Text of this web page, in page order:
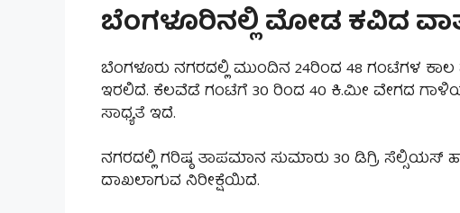
ಬೆಂಗಳೂರಿನಲ್ಲಿ ಮೋಡ ಕವಿದ
ಬೆಂಗಳೂರು ನಗರದಲ್ಲಿ ಮುಂದಿನ 24ರಿಂದ 48 ಗಂಟೆಗಳ
ಇರಲಿದೆ. ಕೆಲವೆಡೆ ಗಂಟೆಗೆ 30 ರಿಂದ 40 ಕಿ.ಮೀ ವೇಗದ
ಸಾಧ್ಯತೆ ಇದೆ.
ನಗರದಲ್ಲಿ ಗರಿಷ್ಠ ತಾಪಮಾನ ಸುಮಾರು 30 ಡಿಗ್ರಿ ಸೆಲ್ಸಿಯಸ್
ದಾಖಲಾಗುವ ನಿರೀಕ್ಷೆಯಿದೆ.